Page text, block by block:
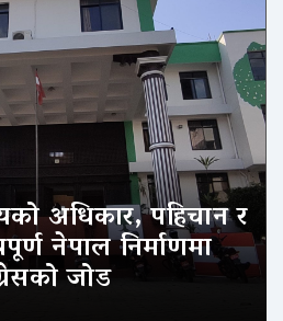
अधिकार, पहिचान र
नेपाल निर्माणमा
जोड